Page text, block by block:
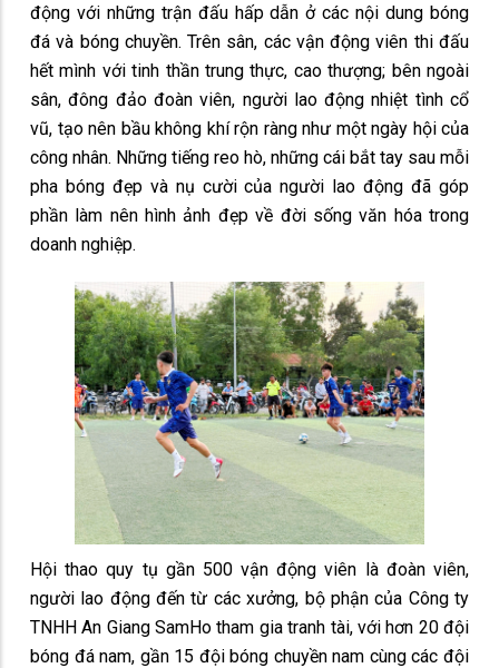
động với những trận đấu hấp dẫn ở các nội dung bóng
đá và bóng chuyền. Trên sân, các vận động viên thi đấu
hết mình với tinh thần trung thực, cao thượng; bên ngoài
sân, đông đảo đoàn viên, người lao động nhiệt tình cổ
vũ, tạo nên bầu không khí rộn ràng như một ngày hội của
công nhân. Những tiếng reo hò, những cái bắt tay sau mỗi
pha bóng đẹp và nụ cười của người lao động đã góp
phần làm nên hình ảnh đẹp về đời sống văn hóa trong
doanh nghiệp.
Hội thao quy tụ gần 500 vận động viên là đoàn viên,
người lao động đến từ các xưởng, bộ phận của Công ty
TNHH An Giang SamHo tham gia tranh tài, với hơn 20 đội
bóng đá nam, gần 15 đội bóng chuyền nam cùng các đội